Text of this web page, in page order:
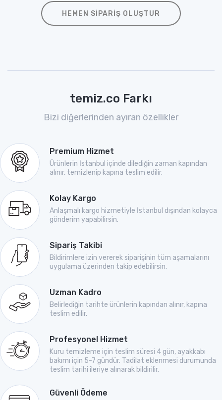
HEMEN SIPARIŞ OLUŞTUR
temiz.co Farkı
Bizi diğerlerinden ayıran özellikler
Premium Hizmet
Ürünlerin İstanbul içinde dilediğin zaman kapından
alınır, temizlenip kapına teslim edilir.
Kolay Kargo
Anlaşmalı kargo hizmetiyle İstanbul dışından kolayca
gönderim yapabilirsin.
Sipariş Takibi
Bildirimlere izin vererek siparişinin tüm aşamalarını
uygulama üzerinden takip edebilirsin.
Uzman Kadro
Belirlediğin tarihte ürünlerin kapından alınır, kapına
teslim edilir.
Profesyonel Hizmet
Kuru temizleme için teslim süresi 4 gün, ayakkabı
bakımı için 5-7 gündür. Tadilat eklenmesi durumunda
teslim tarihi ileriye alınarak bildirilir.
Güvenli Ödeme